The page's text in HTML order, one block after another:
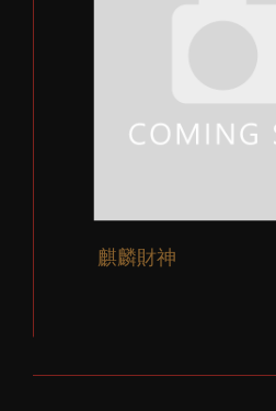
麒麟財神